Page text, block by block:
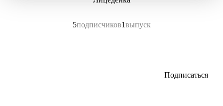
5подписчиков1выпуск
Подписаться